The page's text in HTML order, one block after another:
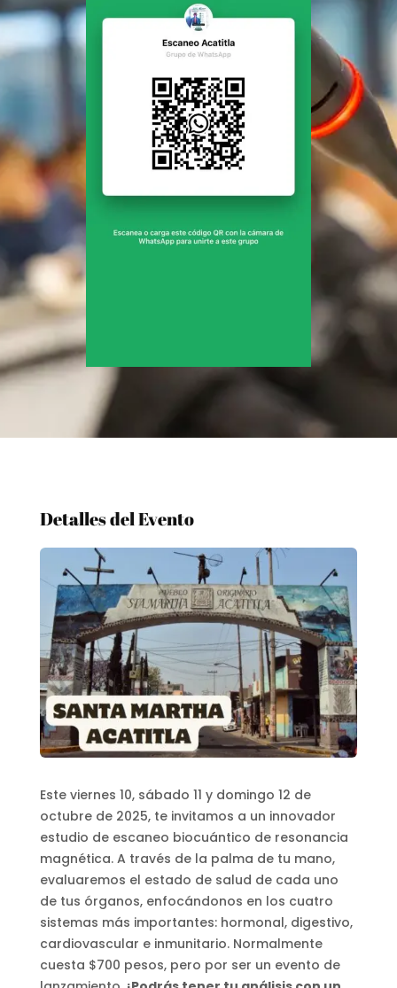
Detalles del Evento
Este viernes 10, sábado 11 y domingo 12 de
octubre de 2025, te invitamos a un innovador
estudio de escaneo biocuántico de resonancia
magnética. A través de la palma de tu mano,
evaluaremos el estado de salud de cada uno
de tus órganos, enfocándonos en los cuatro
sistemas más importantes: hormonal, digestivo,
cardiovascular e inmunitario. Normalmente
cuesta $700 pesos, pero por ser un evento de